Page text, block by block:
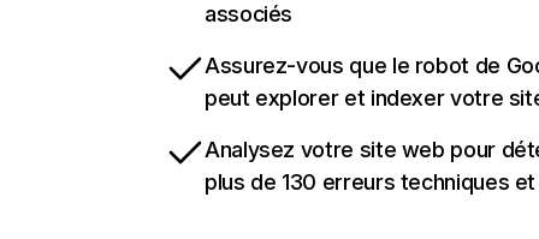
associés
Assurez-vous que le robot de
peut explorer et indexer votre
Analysez votre site web pour
plus de 130 erreurs techniques et